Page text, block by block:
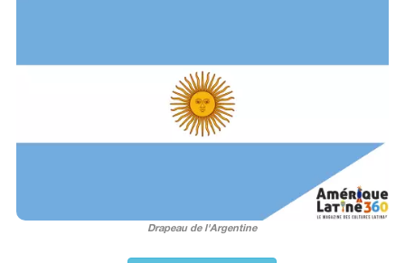
Drapeau de l'Argentine